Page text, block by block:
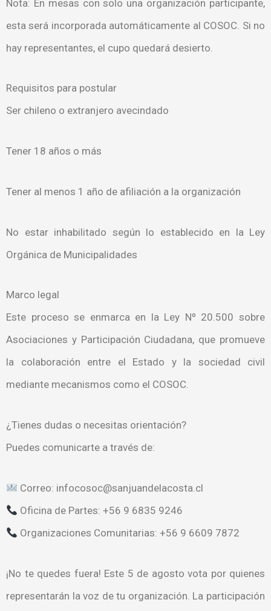
Nota: En mesas con solo una organización participante,
esta será incorporada automáticamente al COSOC. Si no
hay representantes, el cupo quedará desierto.
Requisitos para postular
Ser chileno o extranjero avecindado
Tener 18 años o más
Tener al menos 1 año de afiliación a la organización
No estar inhabilitado según lo establecido en la Ley
Orgánica de Municipalidades
Marco legal
Este proceso se enmarca en la Ley Nº 20.500 sobre
Asociaciones y Participación Ciudadana, que promueve
la colaboración entre el Estado y la sociedad civil
mediante mecanismos como el COSOC.
¿Tienes dudas o necesitas orientación?
Puedes comunicarte a través de:
Correo: infocosoc@sanjuandelacosta.cl
Oficina de Partes: +56 9 6835 9246
Organizaciones Comunitarias: +56 9 6609 7872
¡No te quedes fuera! Este 5 de agosto vota por quienes
representarán la voz de tu organización. La participación